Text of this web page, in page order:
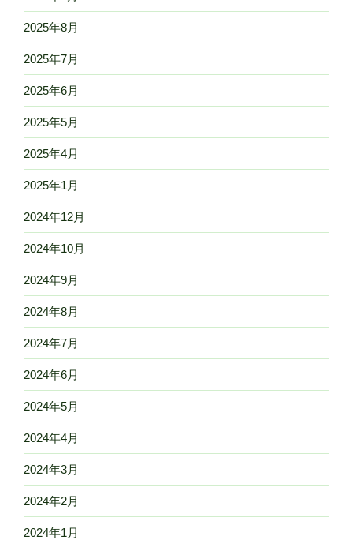
2025年8月
2025年7月
2025年6月
2025年5月
2025年4月
2025年1月
2024年12月
2024年10月
2024年9月
2024年8月
2024年7月
2024年6月
2024年5月
2024年4月
2024年3月
2024年2月
2024年1月